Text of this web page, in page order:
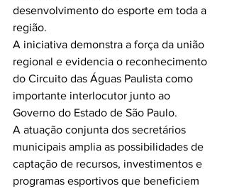
desenvolvimento do esporte em toda a
região.
A iniciativa demonstra a força da união
regional e evidencia o reconhecimento
do Circuito das Águas Paulista como
importante interlocutor junto ao
Governo do Estado de São Paulo.
A atuação conjunta dos secretários
municipais amplia as possibilidades de
captação de recursos, investimentos e
programas esportivos que beneficiem